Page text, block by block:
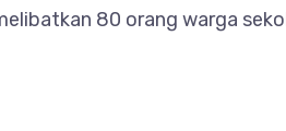
80 orang warga